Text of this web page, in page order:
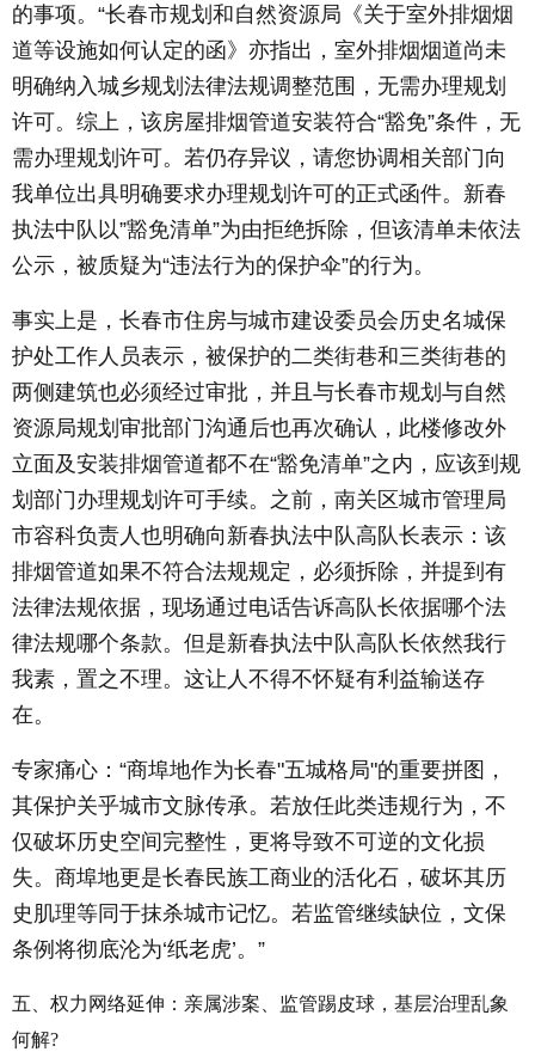
的事项。“长春市规划和自然资源局《关于室外排烟烟
道等设施如何认定的函》亦指出，室外排烟烟道尚未
明确纳入城乡规划法律法规调整范围，无需办理规划
许可。综上，该房屋排烟管道安装符合“豁免”条件，无
需办理规划许可。若仍存异议，请您协调相关部门向
我单位出具明确要求办理规划许可的正式函件。新春
执法中队以”豁免清单”为由拒绝拆除，但该清单未依法
公示，被质疑为“违法行为的保护伞”的行为。
事实上是，长春市住房与城市建设委员会历史名城保
护处工作人员表示，被保护的二类街巷和三类街巷的
两侧建筑也必须经过审批，并且与长春市规划与自然
资源局规划审批部门沟通后也再次确认，此楼修改外
立面及安装排烟管道都不在“豁免清单”之内，应该到规
划部门办理规划许可手续。之前，南关区城市管理局
市容科负责人也明确向新春执法中队高队长表示：该
排烟管道如果不符合法规规定，必须拆除，并提到有
法律法规依据，现场通过电话告诉高队长依据哪个法
律法规哪个条款。但是新春执法中队高队长依然我行
我素，置之不理。这让人不得不怀疑有利益输送存
在。
专家痛心：“商埠地作为长春"五城格局"的重要拼图，
其保护关乎城市文脉传承。若放任此类违规行为，不
仅破坏历史空间完整性，更将导致不可逆的文化损
失。商埠地更是长春民族工商业的活化石，破坏其历
史肌理等同于抹杀城市记忆。若监管继续缺位，文保
条例将彻底沦为‘纸老虎’。”
五、权力网络延伸：亲属涉案、监管踢皮球，基层治理乱象
何解?